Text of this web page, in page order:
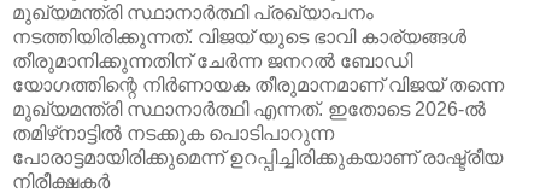
മുഖ്യമന്ത്രി സ്ഥാനാര്‍ത്ഥി പ്രഖ്യാപനം
നടത്തിയിരിക്കുന്നത്. വിജയ് യുടെ ഭാവി കാര്യങ്ങള്‍
തീരുമാനിക്കുന്നതിന് ചേര്‍ന്ന ജനറല്‍ ബോഡി
യോഗത്തിന്റെ നിര്‍ണായക തീരുമാനമാണ് വിജയ് തന്നെ
മുഖ്യമന്ത്രി സ്ഥാനാര്‍ത്ഥി എന്നത്. ഇതോടെ 2026-ല്‍
തമിഴ്‌നാട്ടില്‍ നടക്കുക പൊടിപാറുന്ന
പോരാട്ടമായിരിക്കുമെന്ന് ഉറപ്പിച്ചിരിക്കുകയാണ് രാഷ്ട്രീയ
നിരീക്ഷകര്‍